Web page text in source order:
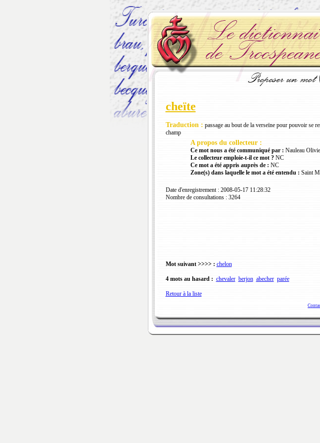
cheïte
Traduction : passage au bout de la verseïne pour pouvoir se
champ
A propos du collecteur :
Ce mot nous a été communiqué par : Nauleau
Le collecteur emploie-t-il ce mot ?NC
Ce mot a été appris auprès de : NC
Zone(s) dans laquelle le mot a été entendu : Saint
Date d'enregistrement : 2008-05-17 11:28:32
Nombre de consultations : 3264
Mot suivant >>>> : chelon
4 mots au hasard : chevaler berjon abecher parée
Retour à la liste